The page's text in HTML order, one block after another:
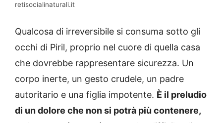
retisocialinaturali.it
Qualcosa di irreversibile si consuma sotto gli
occhi di Piril, proprio nel cuore di quella casa
che dovrebbe rappresentare sicurezza. Un
corpo inerte, un gesto crudele, un padre
autoritario e una figlia impotente. È il preludio
di un dolore che non si potrà più contenere,